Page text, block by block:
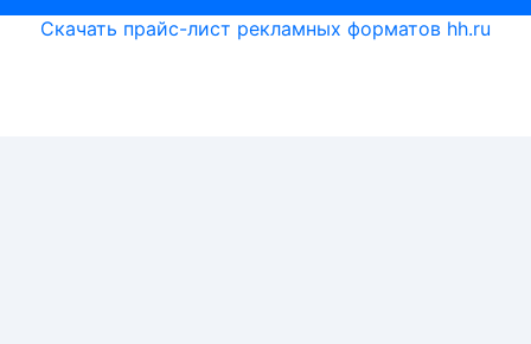
Скачать прайс-лист рекламных форматов hh.ru